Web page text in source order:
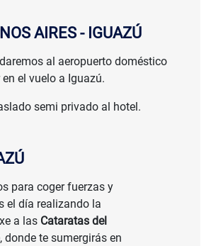
CONSULTAR
PRECIO
AIRES - IGUAZÚ
al aeropuerto doméstico
el vuelo a Iguazú.
semi privado al hotel.
para coger fuerzas y
el día realizando la
a las Cataratas del
, donde te sumergirás en